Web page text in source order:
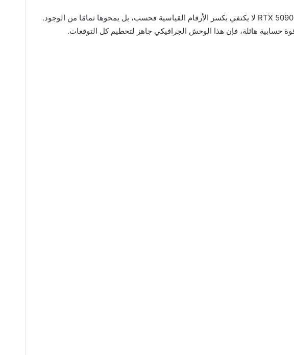
من الجيل الرابع، فإن RTX 5090 لا يكتفي بكسر الأرقام القياسية فحسب، بل يمحوها تمامًا من الوجود.
حسابية هائلة، فإن هذا الوحش الجرافيكي جاهز لتحطيم كل التوقعات.